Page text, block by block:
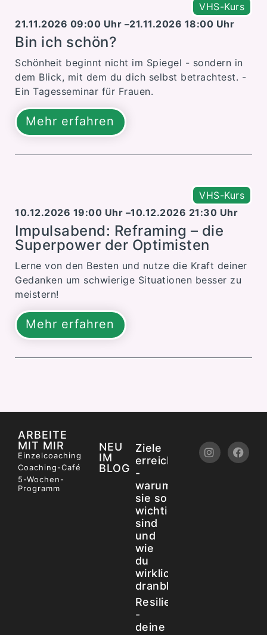
VHS-Kurs
21.11.2026 09:00 Uhr –21.11.2026 18:00 Uhr
Bin ich schön?
Schönheit beginnt nicht im Spiegel - sondern in
dem Blick, mit dem du dich selbst betrachtest. -
Ein Tagesseminar für Frauen.
Mehr erfahren
VHS-Kurs
10.12.2026 19:00 Uhr –10.12.2026 21:30 Uhr
Impulsabend: Reframing – die
Superpower der Optimisten
Lerne von den Besten und nutze die Kraft deiner
Gedanken um schwierige Situationen besser zu
meistern!
Mehr erfahren
ARBEITE
MIT MIR
Einzelcoaching
Coaching-Café
5-Wochen-
Programm
NEU
IM
BLOG
Ziele
erreichen
-
warum
sie so
wichtig
sind
und
wie
du
wirklich
dranbleibst
Resilienz
-
deine